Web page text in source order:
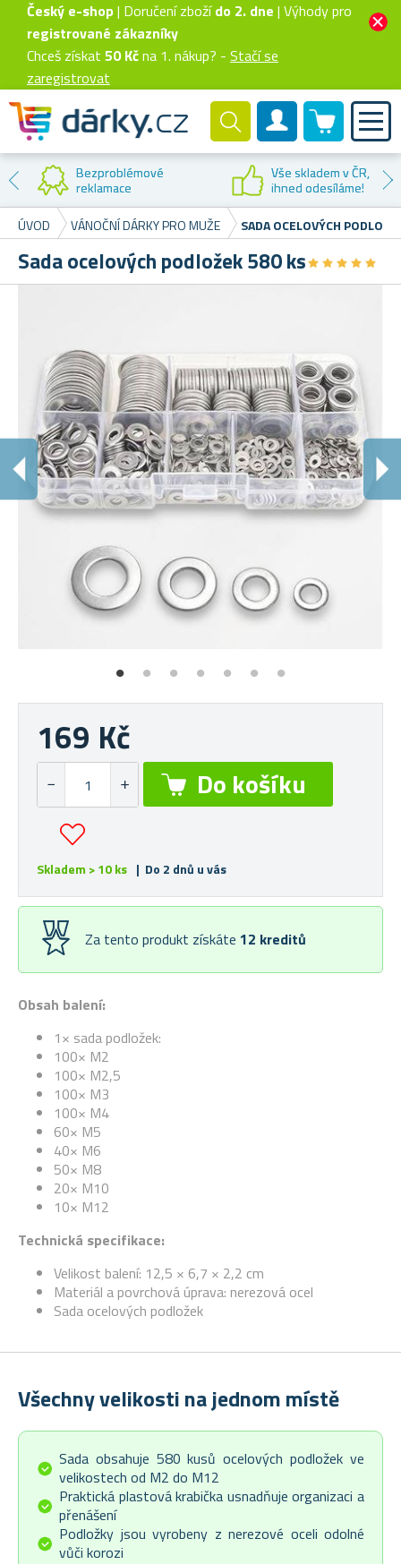
Český e-shop| Doručení zbožído 2. dne | Výhody pro
registrované zákazníky
Chceš získat 50 Kčna 1. nákup? - Stačí se
zaregistrovat
Zákaznický účet
0 produktů
Bezproblémové
reklamace
Vše skladem v ČR,
ihned odesíláme!
ÚVOD
VÁNOČNÍ DÁRKY PRO MUŽE SADA OCELOVÝCH
Sada ocelových podložek 580 ks★★★★★
★★★★★
Obsah balení:
1× sada podložek:
100× M2
100× M2,5
100× M3
100× M4
60× M5
40× M6
50× M8
20× M10
10× M12
Technická specifikace:
Velikost balení: 12,5 × 6,7 × 2,2 cm
Materiál a povrchová úprava: nerezová ocel
Sada ocelových podložek
169 Kč
Skladem > 10 ks | Do 2 dnů u vás
Za tento produkt získáte 12 kreditů
Všechny velikosti na jednom místě
Sada obsahuje 580 kusů ocelových podložek ve
velikostech od M2 do M12
Praktická plastová krabička usnadňuje organizaci a
přenášení
Podložky jsou vyrobeny z nerezové oceli odolné
vůči korozi